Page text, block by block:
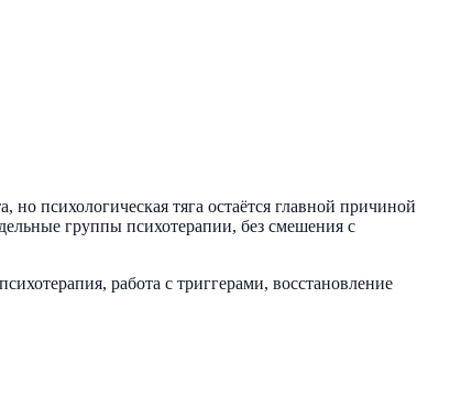
психологическая тяга остаётся главной причиной
группы психотерапии, без смешения с
работа с триггерами, восстановление